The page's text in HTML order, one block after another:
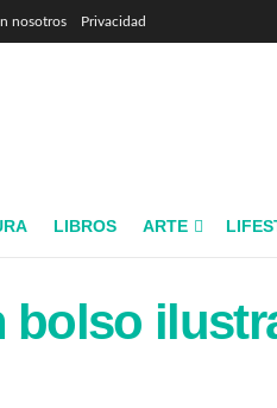
nosotros Privacidad
LIBROS ARTE
bolso